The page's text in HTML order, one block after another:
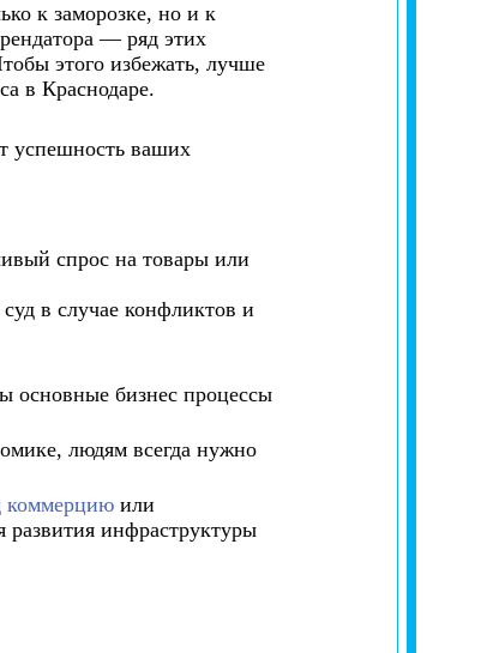
к заморозке, но и к
— ряд этих
этого избежать, лучше
в Краснодаре.
успешность ваших
спрос на товары или
в случае конфликтов и
основные бизнес процессы
людям всегда нужно
коммерциюили
развития инфраструктуры